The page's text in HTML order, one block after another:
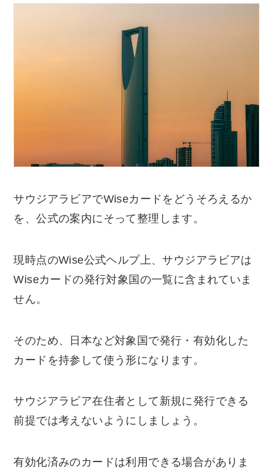
サウジアラビアでWiseカードをどうそろえるか
を、公式の案内にそって整理します。
現時点のWise公式ヘルプ上、サウジアラビアは
Wiseカードの発行対象国の一覧に含まれていま
せん。
そのため、日本など対象国で発行・有効化した
カードを持参して使う形になります。
サウジアラビア在住者として新規に発行できる
前提では考えないようにしましょう。
有効化済みのカードは利用できる場合がありま